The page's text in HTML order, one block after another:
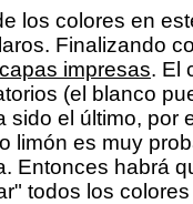
los colores en
Finalizando
impresas. El
(el blanco
sido el último, por
limón es muy
Entonces habrá
todos los